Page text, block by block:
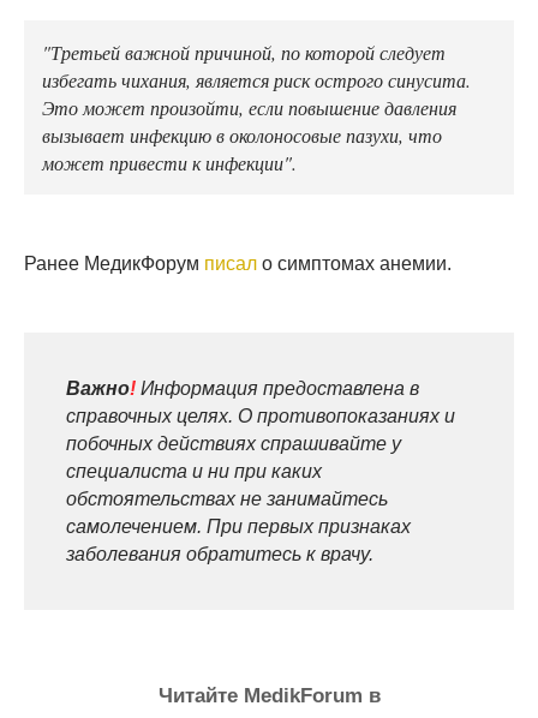
"Третьей важной причиной, по которой следует
избегать чихания, является риск острого синусита.
Это может произойти, если повышение давления
вызывает инфекцию в околоносовые пазухи, что
может привести к инфекции".
Ранее МедикФорум писал о симптомах анемии.
Важно! Информация предоставлена в
справочных целях. О противопоказаниях и
побочных действиях спрашивайте у
специалиста и ни при каких
обстоятельствах не занимайтесь
самолечением. При первых признаках
заболевания обратитесь к врачу.
Читайте MedikForum в